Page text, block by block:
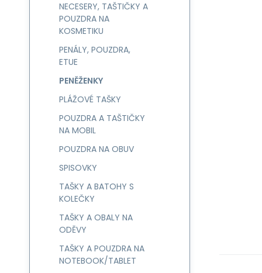
NECESERY, TAŠTIČKY A
POUZDRA NA
KOSMETIKU
PENÁLY, POUZDRA,
ETUE
PENĚŽENKY
PLÁŽOVÉ TAŠKY
POUZDRA A TAŠTIČKY
NA MOBIL
POUZDRA NA OBUV
SPISOVKY
TAŠKY A BATOHY S
KOLEČKY
TAŠKY A OBALY NA
ODĚVY
TAŠKY A POUZDRA NA
NOTEBOOK/TABLET